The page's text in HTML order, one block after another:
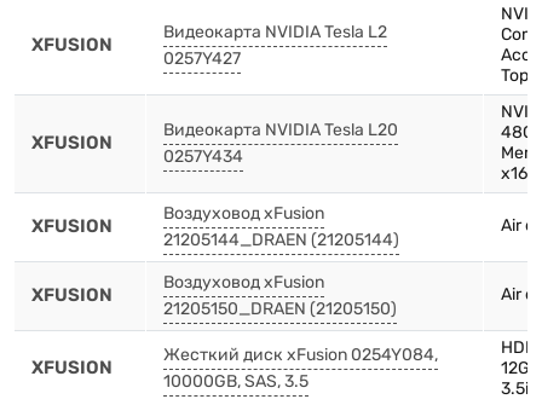
XFUSION
Видеокарта NVIDIA Tesla L2
0257Y427
Top
XFUSION
Видеокарта NVIDIA Tesla L20
0257Y434
x16-
XFUSION
Воздуховод xFusion
21205144_DRAEN (21205144)
Air
XFUSION
Воздуховод xFusion
21205150_DRAEN (21205150)
Air
XFUSION
Жесткий диск xFusion 0254Y084,
10000GB, SAS, 3.5